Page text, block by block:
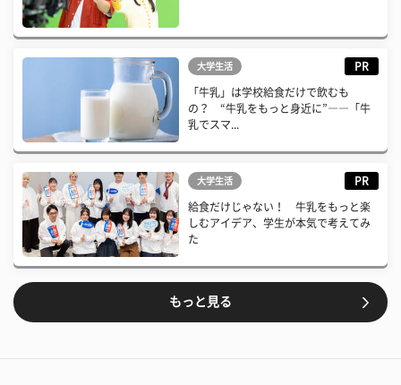
大学生活 PR
「牛乳」は学校給食だけで飲むも
の？ “牛乳をもっと身近に”――「牛
乳でスマ...
大学生活 PR
給食だけじゃない！ 牛乳をもっと楽
しむアイデア、学生が本気で考えてみ
た
もっと見る